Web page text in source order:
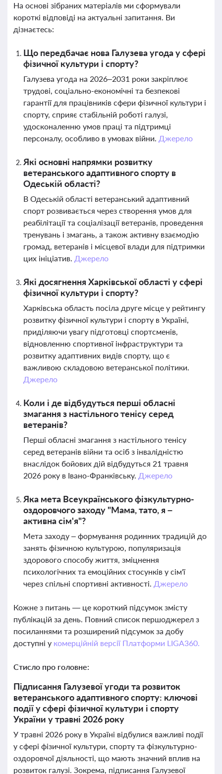
На основі зібраних матеріалів ми сформували
короткі відповіді на актуальні запитання. Ви
дізнаєтесь:
Що передбачає нова Галузева угода у сфері
фізичної культури і спорту?
Галузева угода на 2026–2031 роки закріплює
трудові, соціально-економічні та безпекові
гарантії для працівників сфери фізичної культури і
спорту, сприяє стабільній роботі галузі,
удосконаленню умов праці та підтримці
персоналу, особливо в умовах війни. Джерело
Які основні напрямки розвитку
ветеранського адаптивного спорту в
Одеській області?
В Одеській області ветеранський адаптивний
спорт розвивається через створення умов для
реабілітації та соціалізації ветеранів, проведення
тренувань і змагань, а також активну взаємодію
громад, ветеранів і місцевої влади для підтримки
цих ініціатив. Джерело
Які досягнення Харківської області у сфері
фізичної культури і спорту?
Харківська область посіла друге місце у рейтингу
розвитку фізичної культури і спорту в Україні,
приділяючи увагу підготовці спортсменів,
відновленню спортивної інфраструктури та
розвитку адаптивних видів спорту, що є
важливою складовою ветеранської політики.
Джерело
Коли і де відбудуться перші обласні
змагання з настільного тенісу серед
ветеранів?
Перші обласні змагання з настільного тенісу
серед ветеранів війни та осіб з інвалідністю
внаслідок бойових дій відбудуться 21 травня
2026 року в Івано-Франківську. Джерело
Яка мета Всеукраїнського фізкультурно-
оздоровчого заходу "Мама, тато, я –
активна сім'я"?
Мета заходу – формування родинних традицій до
занять фізичною культурою, популяризація
здорового способу життя, зміцнення
психологічних та емоційних стосунків у сім'ї
через спільні спортивні активності. Джерело
Кожне з питань — це короткий підсумок змісту
публікацій за день. Повний список першоджерел з
посиланнями та розширений підсумок за добу
доступні у комерційній версії Платформи LIGA360.
Стисло про головне:
Підписання Галузевої угоди та розвиток
ветеранського адаптивного спорту: ключові
події у сфері фізичної культури і спорту
України у травні 2026 року
У травні 2026 року в Україні відбулися важливі події
у сфері фізичної культури, спорту та фізкультурно-
оздоровчої діяльності, що мають значний вплив на
розвиток галузі. Зокрема, підписання Галузевої